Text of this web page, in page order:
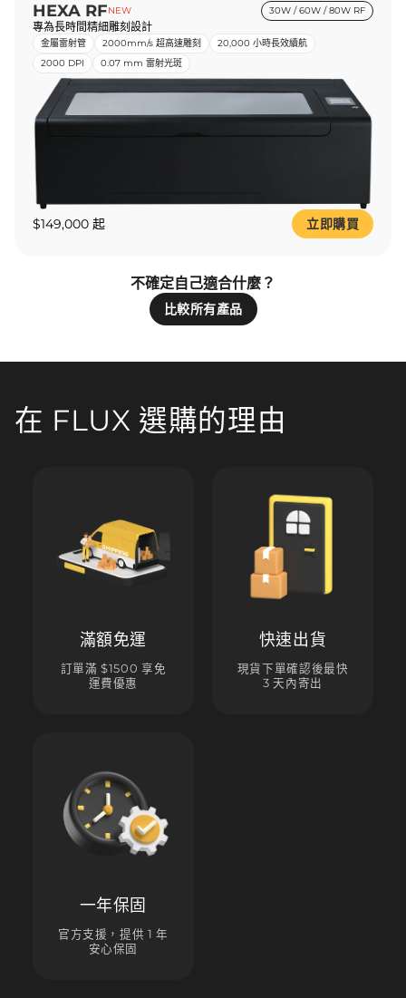
HEXA RFNEW 30W / 60W / 80W RF
專為長時間精細雕刻設計
金屬雷射管 2000mm/s 超高速雕刻
20,000 小時長效續航
2000 DPI
0.07 mm 雷射光斑
$149,000 起 立即購買
不確定自己適合什麼？
比較所有產品
在 FLUX 選購的理由
滿額免運
訂單滿 $1500 享免
運費優惠
快速出貨
現貨下單確認後最快
3 天內寄出
一年保固
官方支援，提供 1 年
安心保固